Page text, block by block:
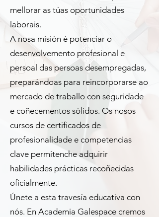
mellorar as túas oportunidades
laborais.
A nosa misión é potenciar o
desenvolvemento profesional e
persoal das persoas desempregadas,
preparándoas para reincorporarse ao
mercado de traballo con seguridade
e coñecementos sólidos. Os nosos
cursos de certificados de
profesionalidade e competencias
clave permítenche adquirir
habilidades prácticas recoñecidas
oficialmente.
Únete a esta travesía educativa con
nós. En Academia Galespace cremos